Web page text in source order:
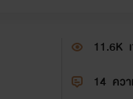
11.6K
14 คว